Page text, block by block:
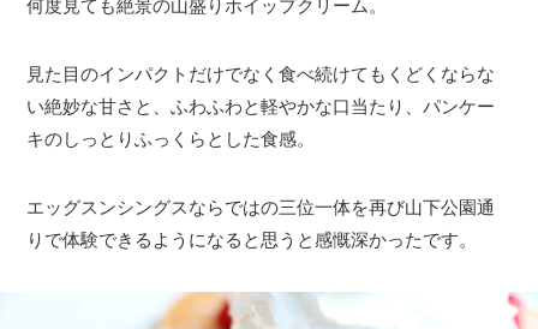
何度見ても絶景の山盛りホイップクリーム。
見た目のインパクトだけでなく食べ続けてもくどくならな
い絶妙な甘さと、ふわふわと軽やかな口当たり、パンケー
キのしっとりふっくらとした食感。
エッグスンシングスならではの三位一体を再び山下公園通
りで体験できるようになると思うと感慨深かったです。